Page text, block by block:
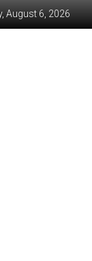
August 6, 2026